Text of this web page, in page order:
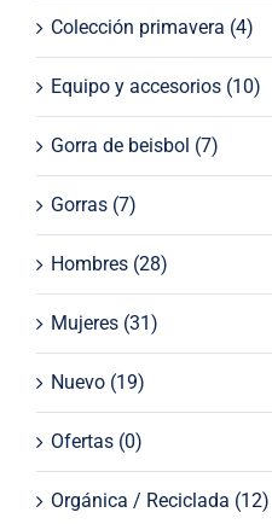
Colección primavera (4)
Equipo y accesorios (10)
Gorra de beisbol (7)
Gorras (7)
Hombres (28)
Mujeres (31)
Nuevo (19)
Ofertas (0)
Orgánica / Reciclada (12)